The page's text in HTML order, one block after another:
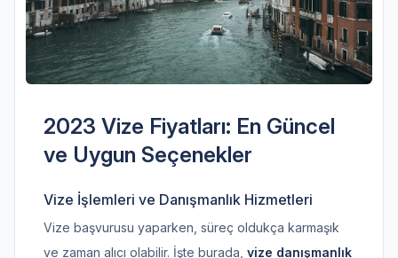
2023 Vize Fiyatları: En Güncel
ve Uygun Seçenekler
Vize İşlemleri ve Danışmanlık Hizmetleri
Vize başvurusu yaparken, süreç oldukça karmaşık
ve zaman alıcı olabilir. İşte burada, vize danışmanlık